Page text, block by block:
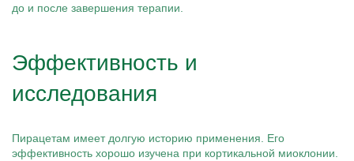
до и после завершения терапии.
Эффективность и
исследования
Пирацетам имеет долгую историю применения. Его
эффективность хорошо изучена при кортикальной миоклонии.